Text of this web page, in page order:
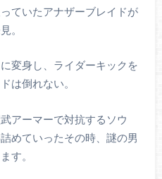
ていたアナザーブレイドが
。
変身し、ライダーキックを
は倒れない。
アーマーで対抗するソウ
めていったその時、謎の男
す。